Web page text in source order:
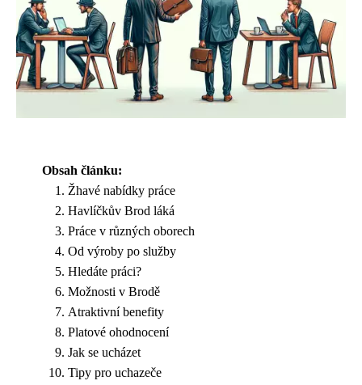
Obsah článku:
Žhavé nabídky práce
Havlíčkův Brod láká
Práce v různých oborech
Od výroby po služby
Hledáte práci?
Možnosti v Brodě
Atraktivní benefity
Platové ohodnocení
Jak se ucházet
Tipy pro uchazeče